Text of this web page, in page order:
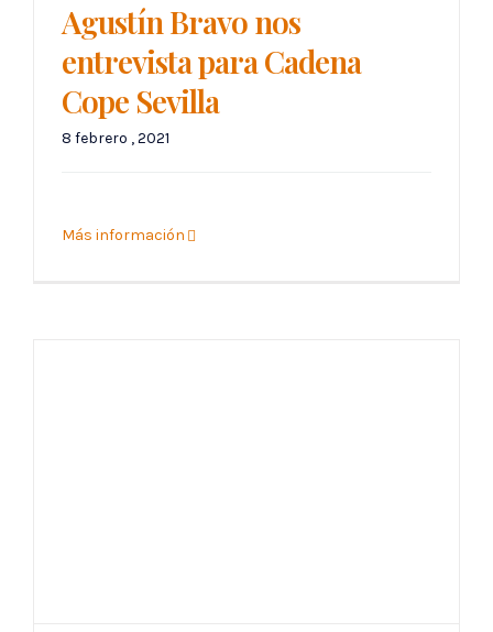
Agustín Bravo nos
entrevista para Cadena
Cope Sevilla
8 febrero , 2021
Más información